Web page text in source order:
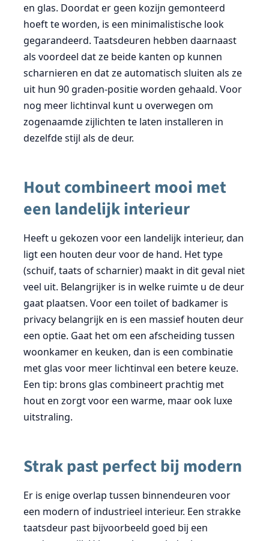
en glas. Doordat er geen kozijn gemonteerd
hoeft te worden, is een minimalistische look
gegarandeerd. Taatsdeuren hebben daarnaast
als voordeel dat ze beide kanten op kunnen
scharnieren en dat ze automatisch sluiten als ze
uit hun 90 graden-positie worden gehaald. Voor
nog meer lichtinval kunt u overwegen om
zogenaamde zijlichten te laten installeren in
dezelfde stijl als de deur.
Hout combineert mooi met
een landelijk interieur
Heeft u gekozen voor een landelijk interieur, dan
ligt een houten deur voor de hand. Het type
(schuif, taats of scharnier) maakt in dit geval niet
veel uit. Belangrijker is in welke ruimte u de deur
gaat plaatsen. Voor een toilet of badkamer is
privacy belangrijk en is een massief houten deur
een optie. Gaat het om een afscheiding tussen
woonkamer en keuken, dan is een combinatie
met glas voor meer lichtinval een betere keuze.
Een tip: brons glas combineert prachtig met
hout en zorgt voor een warme, maar ook luxe
uitstraling.
Strak past perfect bij modern
Er is enige overlap tussen binnendeuren voor
een modern of industrieel interieur. Een strakke
taatsdeur past bijvoorbeeld goed bij een